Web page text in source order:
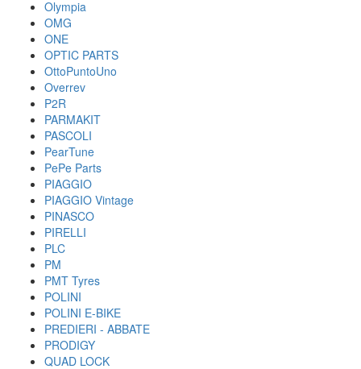
Olympia
OMG
ONE
OPTIC PARTS
OttoPuntoUno
Overrev
P2R
PARMAKIT
PASCOLI
PearTune
PePe Parts
PIAGGIO
PIAGGIO Vintage
PINASCO
PIRELLI
PLC
PM
PMT Tyres
POLINI
POLINI E-BIKE
PREDIERI - ABBATE
PRODIGY
QUAD LOCK